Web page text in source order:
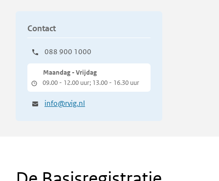
Contact
088 900 1000
Maandag - Vrijdag
09.00 - 12.00 uur; 13.00 - 16.30 uur
info@rvig.nl